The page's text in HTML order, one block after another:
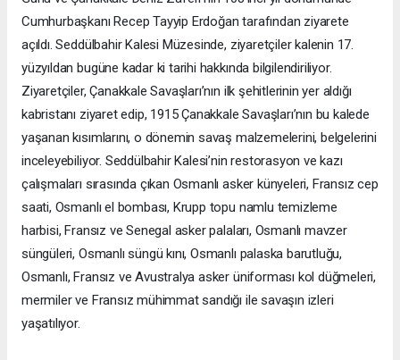
Cumhurbaşkanı Recep Tayyip Erdoğan tarafından ziyarete
açıldı. Seddülbahir Kalesi Müzesinde, ziyaretçiler kalenin 17.
yüzyıldan bugüne kadar ki tarihi hakkında bilgilendiriliyor.
Ziyaretçiler, Çanakkale Savaşları’nın ilk şehitlerinin yer aldığı
kabristanı ziyaret edip, 1915 Çanakkale Savaşları’nın bu kalede
yaşanan kısımlarını, o dönemin savaş malzemelerini, belgelerini
inceleyebiliyor. Seddülbahir Kalesi’nin restorasyon ve kazı
çalışmaları sırasında çıkan Osmanlı asker künyeleri, Fransız cep
saati, Osmanlı el bombası, Krupp topu namlu temizleme
harbisi, Fransız ve Senegal asker palaları, Osmanlı mavzer
süngüleri, Osmanlı süngü kını, Osmanlı palaska barutluğu,
Osmanlı, Fransız ve Avustralya asker üniforması kol düğmeleri,
mermiler ve Fransız mühimmat sandığı ile savaşın izleri
yaşatılıyor.